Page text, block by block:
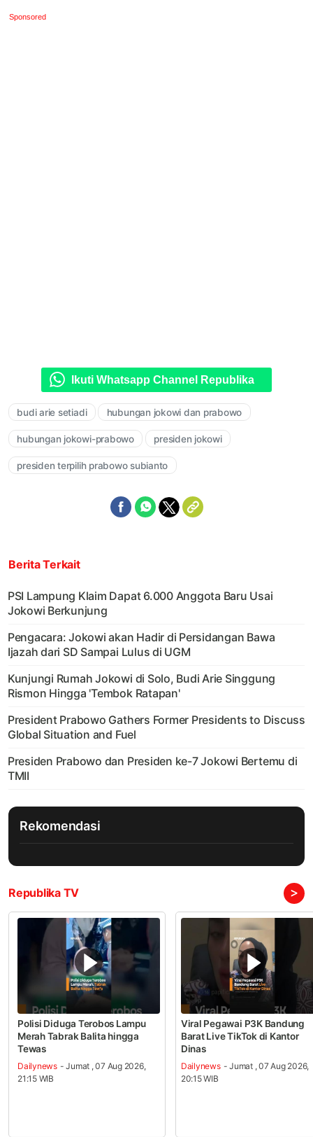
Sponsored
Ikuti Whatsapp Channel Republika
budi arie setiadi hubungan jokowi dan prabowo
hubungan jokowi-prabowo presiden jokowi
presiden terpilih prabowo subianto
Berita Terkait
PSI Lampung Klaim Dapat 6.000 Anggota Baru Usai
Jokowi Berkunjung
Pengacara: Jokowi akan Hadir di Persidangan Bawa
Ijazah dari SD Sampai Lulus di UGM
Kunjungi Rumah Jokowi di Solo, Budi Arie Singgung
Rismon Hingga 'Tembok Ratapan'
President Prabowo Gathers Former Presidents to Discuss
Global Situation and Fuel
Presiden Prabowo dan Presiden ke-7 Jokowi Bertemu di
TMII
Rekomendasi
Republika TV >
Polisi Diduga Terobos Lampu
Merah Tabrak Balita hingga
Tewas
Dailynews - Jumat , 07 Aug 2026,
21:15 WIB
Viral Pegawai P3K Bandung
Barat Live TikTok di Kantor
Dinas
Dailynews - Jumat , 07 Aug 2026,
20:15 WIB